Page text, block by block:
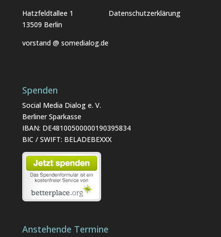
Hatzfeldtallee 1
13509 Berlin
vorstand @ somedialog.de
Datenschutzerklärung
Spenden
Social Media Dialog e. V.
Berliner Sparkasse
IBAN: DE48100500000190395834
BIC / SWIFT: BELADEBEXXX
Anstehende Termine